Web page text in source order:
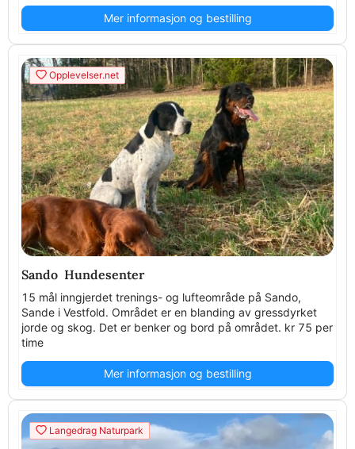
Mer informasjon og bestilling
Opplevelser.net
Sando Hundesenter
15 mål inngjerdet trenings- og lufteområde på Sando,
Sande i Vestfold. Området er en blanding av gressdyrket
jorde og skog. Det er benker og bord på området. kr 75 per
time
Mer informasjon og bestilling
Langedrag Naturpark